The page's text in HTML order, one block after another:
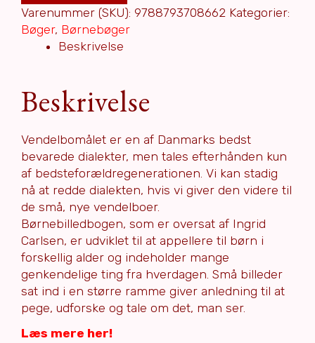
på
wæjlbomol
ord
på
antal
Varenummer (SKU): 9788793708662 Kategorier:
Bøger, Børnebøger
Beskrivelse
Beskrivelse
Vendelbomålet er en af Danmarks bedst
bevarede dialekter, men tales efterhånden kun
af bedsteforældregenerationen. Vi kan stadig
nå at redde dialekten, hvis vi giver den videre til
de små, nye vendelboer.
Børnebilledbogen, som er oversat af Ingrid
Carlsen, er udviklet til at appellere til børn i
forskellig alder og indeholder mange
genkendelige ting fra hverdagen. Små billeder
sat ind i en større ramme giver anledning til at
pege, udforske og tale om det, man ser.
Læs mere her!